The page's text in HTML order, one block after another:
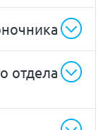
отдела